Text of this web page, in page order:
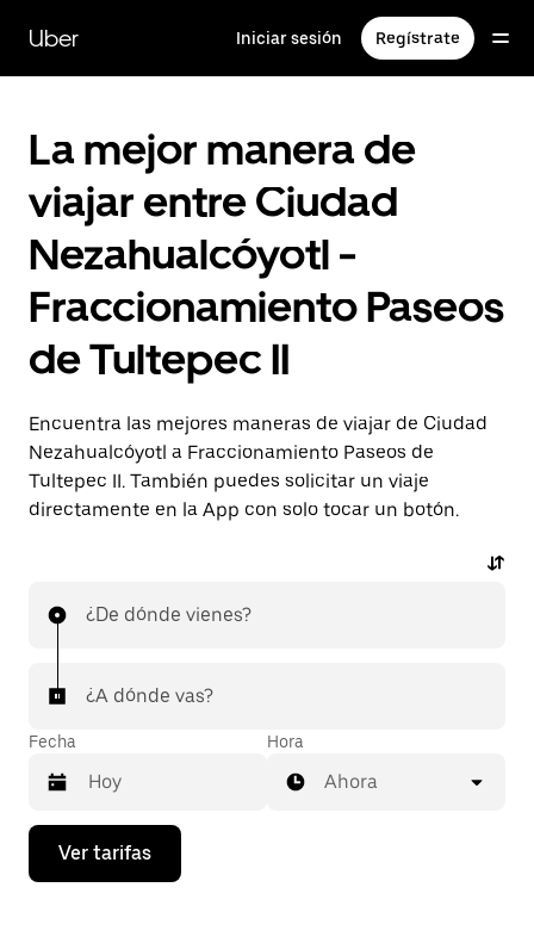
contenido
principal
Uber Iniciar sesión Regístrate
La mejor manera de
viajar entre Ciudad
Nezahualcóyotl -
Fraccionamiento Paseos
de Tultepec II
Encuentra las mejores maneras de viajar de Ciudad
Nezahualcóyotl a Fraccionamiento Paseos de
Tultepec II. También puedes solicitar un viaje
directamente en la App con solo tocar un botón.
¿De dónde vienes?
¿A dónde vas?
Fecha
Presiona
flecha
Hora
Ahora
Ver tarifas